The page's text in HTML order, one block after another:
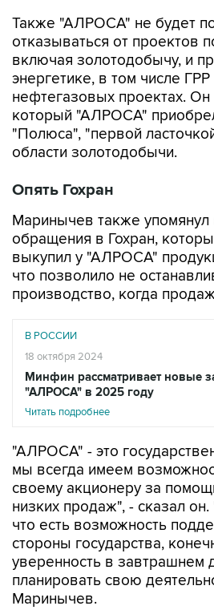
Также "АЛРОСА" не будет
отказываться от проектов
включая золотодобычу, и
энергетике, в том числе ГРР
нефтегазовых проектах.
который "АЛРОСА"
"Полюса", "первой
области золотодобычи.
Опять Гохран
Маринычев также упомянул
обращения в Гохран,
выкупил у "АЛРОСА"
что позволило не
производство, когда
В РОССИИ
18 октября 2024
Минфин рассматривает новые
"АЛРОСА" в 2025 году
Читать подробнее
"АЛРОСА" - это
мы всегда имеем
своему акционеру за
низких продаж", - сказал
что есть возможность
стороны государства,
уверенность в завтрашнем
планировать свою
Маринычев.